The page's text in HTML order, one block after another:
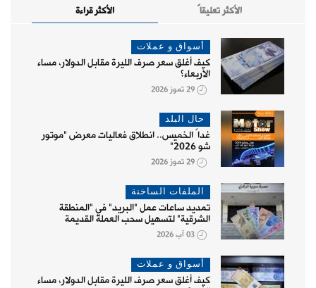
الأكثر قراءة الأكثر تعليقاً
أسواق و عملات
كيف أغلق سعر صرف الليرة مقابل الدولار، مساء
الأربعاء؟
29 تموز 2026
حال البلد
غداً الخميس.. انطلاق فعاليات معرض "موتور
شو 2026"
29 تموز 2026
الملفات الساخنة
تمديد ساعات عمل "البريد" في "المنطقة
الشرقية" لتسهيل سحب العملة القديمة
03 آب 2026
أسواق و عملات
كيف أغلق سعر صرف الليرة مقابل الدولار، مساء